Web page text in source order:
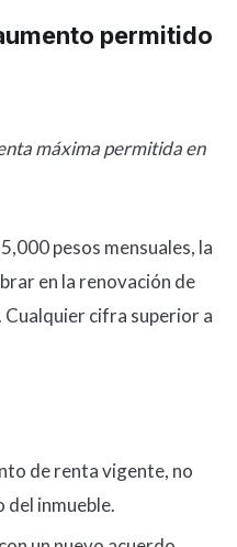
permitido
máxima permitida en
pesos mensuales, la
en la renovación de
cifra superior a
de renta vigente, no
del inmueble.